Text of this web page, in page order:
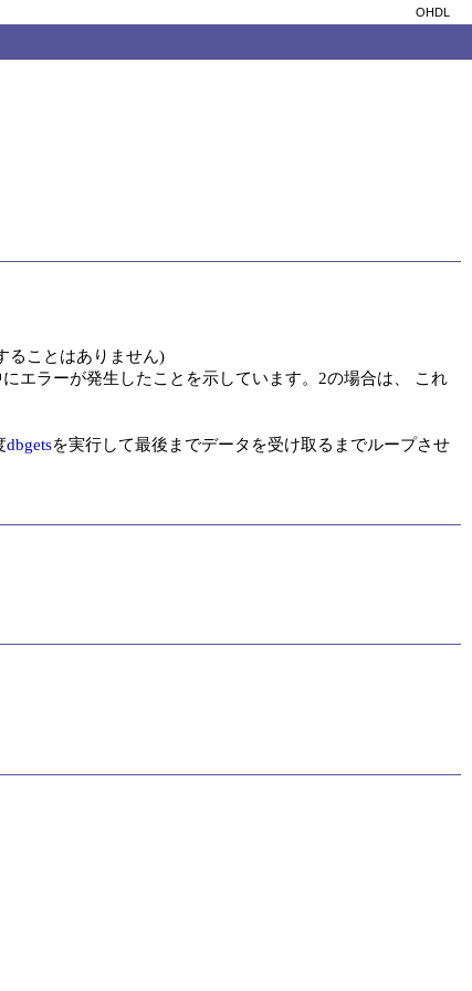
OHDL
ることはありません)
エラーが発生したことを示しています。2の場合は、 これ
dbgetsを実行して最後までデータを受け取るまでループさせ